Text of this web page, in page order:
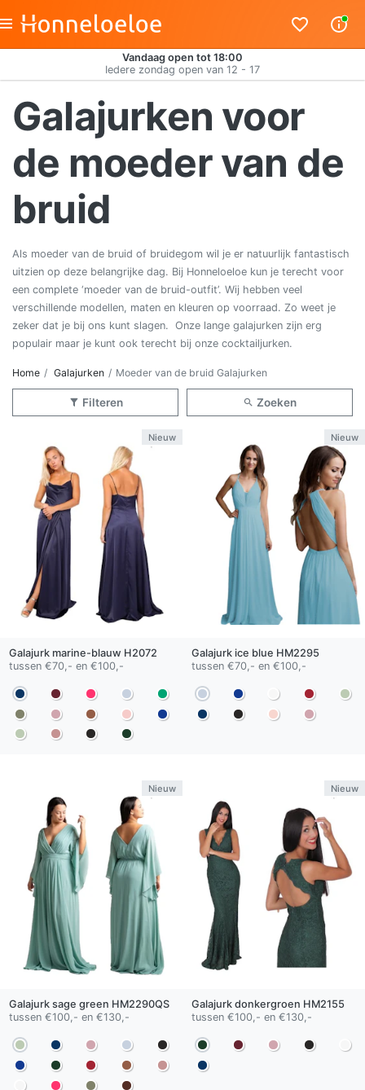
Vandaag open tot 18:00
Iedere zondag open van 12 - 17
Galajurken voor
de moeder van de
bruid
Als moeder van de bruid of bruidegom wil je er natuurlijk fantastisch
uitzien op deze belangrijke dag. Bij Honneloeloe kun je terecht voor
een complete ‘moeder van de bruid-outfit’. Wij hebben veel
verschillende modellen, maten en kleuren op voorraad. Zo weet je
zeker dat je bij ons kunt slagen. Onze lange galajurken zijn erg
populair maar je kunt ook terecht bij onze cocktailjurken.
Home Galajurken Moeder van de bruid Galajurken
Filteren Zoeken
Nieuw
Galajurk marine-blauw H2072
tussen €70,- en €100,-
Nieuw
Galajurk ice blue HM2295
tussen €70,- en €100,-
Nieuw
Galajurk sage green HM2290QS
tussen €100,- en €130,-
Nieuw
Galajurk donkergroen HM2155
tussen €100,- en €130,-